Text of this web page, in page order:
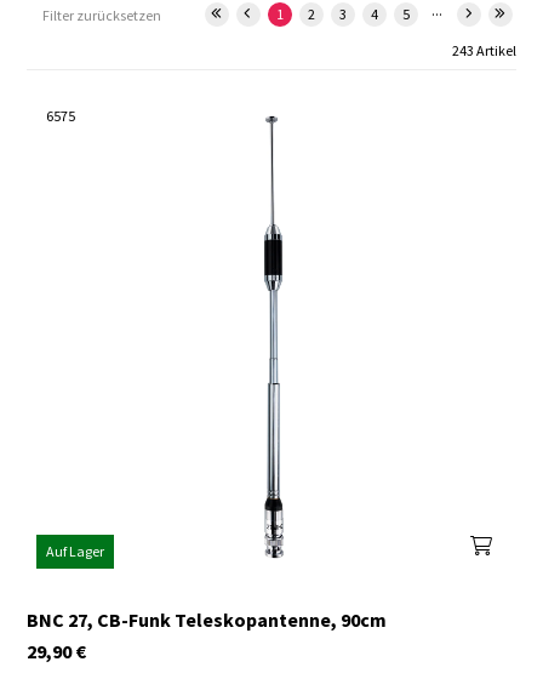
Filter zurücksetzen 1 2 3 4 5 ...
243 Artikel
6575
Auf Lager
BNC 27, CB-Funk Teleskopantenne, 90cm
€
29,90